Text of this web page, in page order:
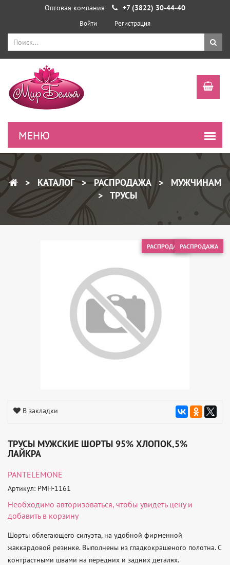
Оптовая компания +7 (3822) 30-44-40
Войти Регистрация
КАТАЛОГ РАСПРОДАЖА
МУЖЧИНАМ
ТРУСЫ
РАСПРОДАЖАРАСПРОДАЖА
В закладки
ТРУСЫ МУЖСКИЕ ШОРТЫ 95% ХЛОПОК,5%
ЛАЙКРА
PANTELEMONE
Артикул: PMH-1161
Необходимо авторизоваться, чтобы увидеть цену и
добавить в корзину
Шорты облегающего силуэта, на удобной фирменной
жаккардовой резинке. Выполнены из гладкокрашеного полотна. С
контрастными швами на передних и задних деталях.